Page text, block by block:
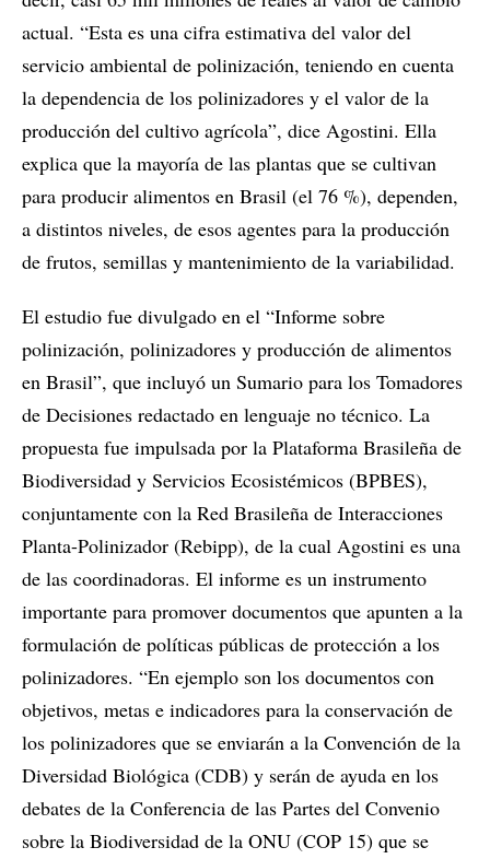
actual. “Esta es una cifra estimativa del valor del
servicio ambiental de polinización, teniendo en cuenta
la dependencia de los polinizadores y el valor de la
producción del cultivo agrícola”, dice Agostini. Ella
explica que la mayoría de las plantas que se cultivan
para producir alimentos en Brasil (el 76 %), dependen,
a distintos niveles, de esos agentes para la producción
de frutos, semillas y mantenimiento de la variabilidad.
El estudio fue divulgado en el “Informe sobre
polinización, polinizadores y producción de alimentos
en Brasil”, que incluyó un Sumario para los Tomadores
de Decisiones redactado en lenguaje no técnico. La
propuesta fue impulsada por la Plataforma Brasileña de
Biodiversidad y Servicios Ecosistémicos (BPBES),
conjuntamente con la Red Brasileña de Interacciones
Planta-Polinizador (Rebipp), de la cual Agostini es una
de las coordinadoras. El informe es un instrumento
importante para promover documentos que apunten a la
formulación de políticas públicas de protección a los
polinizadores. “En ejemplo son los documentos con
objetivos, metas e indicadores para la conservación de
los polinizadores que se enviarán a la Convención de la
Diversidad Biológica (CDB) y serán de ayuda en los
debates de la Conferencia de las Partes del Convenio
sobre la Biodiversidad de la ONU (COP 15) que se